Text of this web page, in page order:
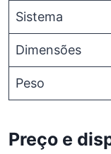
Sistema
Dimensões
Peso
Preço e